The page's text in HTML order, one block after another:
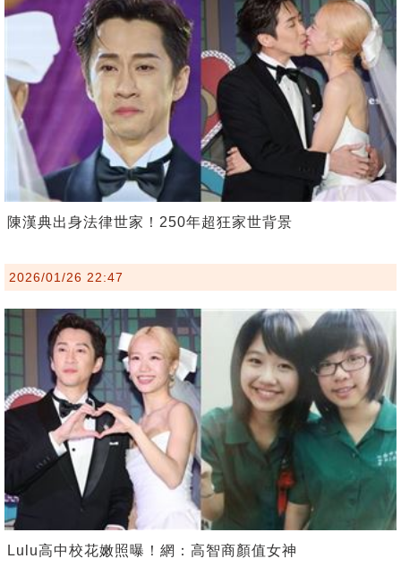
陳漢典出身法律世家！250年超狂家世背景
2026/01/26 22:47
Lulu高中校花嫩照曝！網：高智商顏值女神